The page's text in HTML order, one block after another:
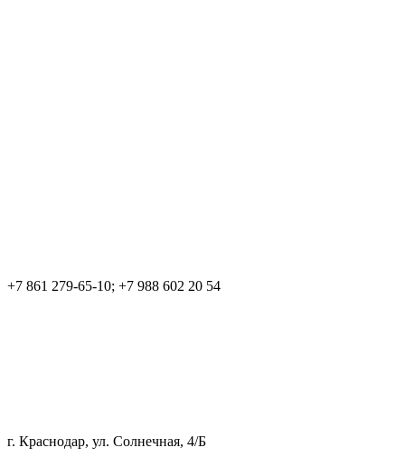
+7 861 279-65-10; +7 988 602 20 54
г. Краснодар, ул. Солнечная, 4/Б